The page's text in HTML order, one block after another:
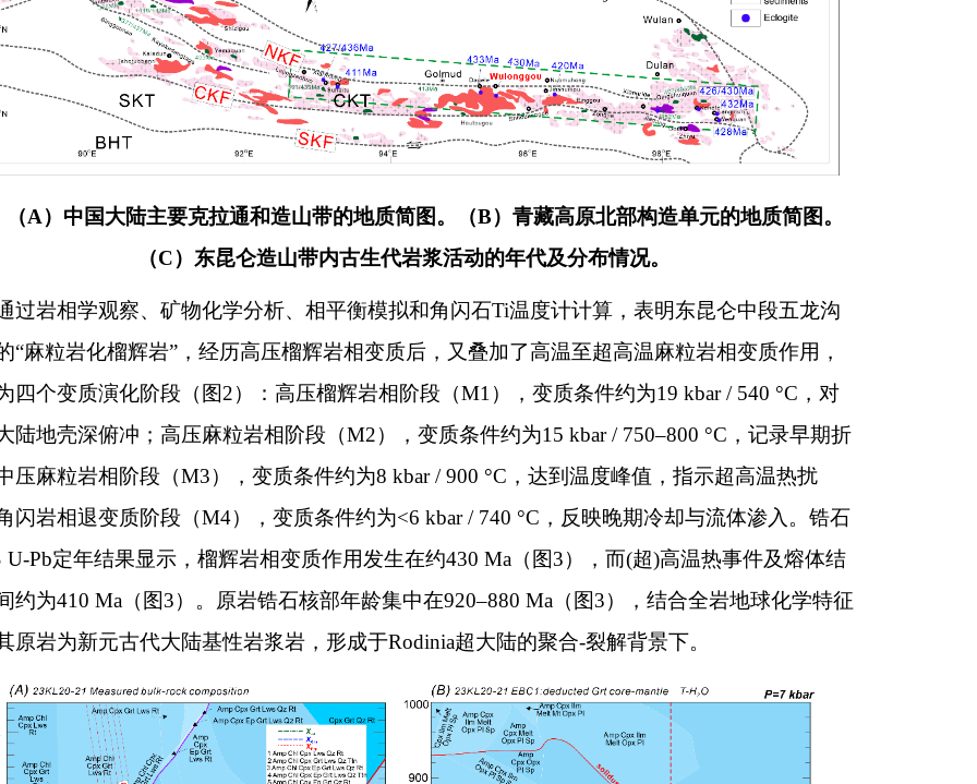
（A）中国大陆主要克拉通和造山带的地质简图。（B）青藏高原北部构造单元的地质简图。
（C）东昆仑造山带内古生代岩浆活动的年代及分布情况。
过岩相学观察、矿物化学分析、相平衡模拟和角闪石Ti温度计计算，表明东昆仑中段五龙沟
“麻粒岩化榴辉岩”，经历高压榴辉岩相变质后，又叠加了高温至超高温麻粒岩相变质作用，
四个变质演化阶段（图2）：高压榴辉岩相阶段（M1），变质条件约为19 kbar / 540 °C，对
陆地壳深俯冲；高压麻粒岩相阶段（M2），变质条件约为15 kbar / 750–800 °C，记录早期折
压麻粒岩相阶段（M3），变质条件约为8 kbar / 900 °C，达到温度峰值，指示超高温热扰
闪岩相退变质阶段（M4），变质条件约为<6 kbar / 740 °C，反映晚期冷却与流体渗入。锆石
U-Pb定年结果显示，榴辉岩相变质作用发生在约430 Ma（图3），而(超)高温热事件及熔体结
约为410 Ma（图3）。原岩锆石核部年龄集中在920–880 Ma（图3），结合全岩地球化学特征
原岩为新元古代大陆基性岩浆岩，形成于Rodinia超大陆的聚合-裂解背景下。